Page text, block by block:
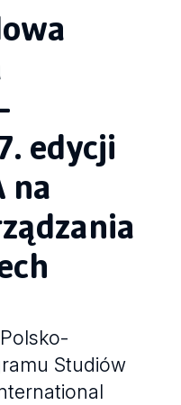
edycji
na
Studiów